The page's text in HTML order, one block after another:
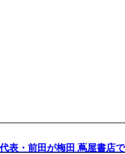
表・前田が梅田 蔦屋書店